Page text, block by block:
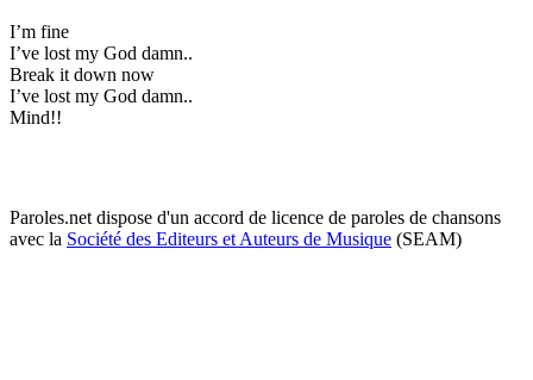
I’m fine
I’ve lost my God damn..
Break it down now
I’ve lost my God damn..
Mind!!
Paroles.net dispose d'un accord de licence de paroles de chansons
avec la Société des Editeurs et Auteurs de Musique (SEAM)